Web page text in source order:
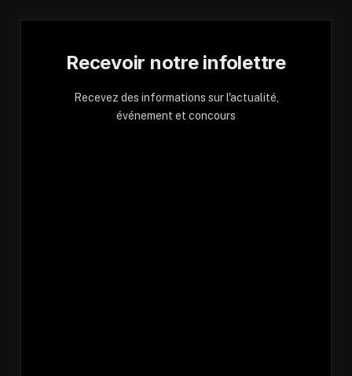
Recevoir notre infolettre
Recevez des informations sur l'actualité,
événement et concours